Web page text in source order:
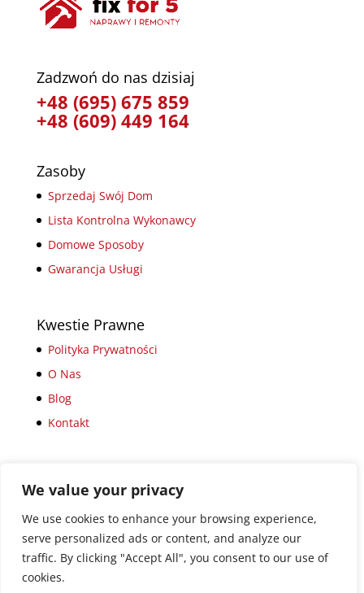
We value your privacy
We use cookies to enhance your browsing experience,
serve personalized ads or content, and analyze our
traffic. By clicking "Accept All", you consent to our use of
cookies.
Zadzwoń do nas dzisiaj
+48 (695) 675 859
+48 (609) 449 164
Zasoby
Sprzedaj Swój Dom
Lista Kontrolna Wykonawcy
Domowe Sposoby
Gwarancja Usługi
Kwestie Prawne
Polityka Prywatności
O Nas
Blog
Kontakt
Polityka Prywatności O Nas
Blog
Kontakt